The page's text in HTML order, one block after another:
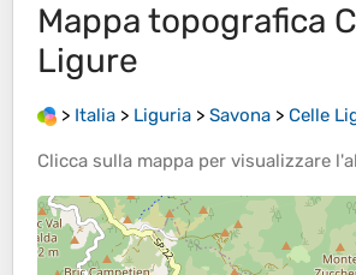
Mappa topografica
Ligure
> Italia > Liguria > Savona > Celle
Clicca sulla mappa per visualizzare l'